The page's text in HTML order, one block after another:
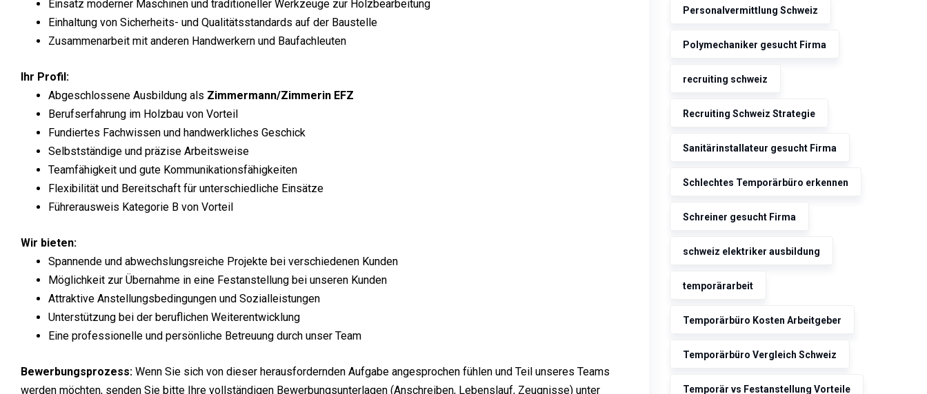
Einsatz moderner Maschinen und traditioneller Werkzeuge zur Holzbearbeitung
Einhaltung von Sicherheits- und Qualitätsstandards auf der Baustelle
Zusammenarbeit mit anderen Handwerkern und Baufachleuten
Ihr Profil:
Abgeschlossene Ausbildung als Zimmermann/Zimmerin EFZ
Berufserfahrung im Holzbau von Vorteil
Fundiertes Fachwissen und handwerkliches Geschick
Selbstständige und präzise Arbeitsweise
Teamfähigkeit und gute Kommunikationsfähigkeiten
Flexibilität und Bereitschaft für unterschiedliche Einsätze
Führerausweis Kategorie B von Vorteil
Wir bieten:
Spannende und abwechslungsreiche Projekte bei verschiedenen Kunden
Möglichkeit zur Übernahme in eine Festanstellung bei unseren Kunden
Attraktive Anstellungsbedingungen und Sozialleistungen
Unterstützung bei der beruflichen Weiterentwicklung
Eine professionelle und persönliche Betreuung durch unser Team
Bewerbungsprozess: Wenn Sie sich von dieser herausfordernden Aufgabe angesprochen fühlen und Teil unseres Teams
werden möchten, senden Sie bitte Ihre vollständigen Bewerbungsunterlagen (Anschreiben, Lebenslauf, Zeugnisse) unter
Personalvermittlung Schweiz
Polymechaniker gesucht Firma
recruiting schweiz
Recruiting Schweiz Strategie
Sanitärinstallateur gesucht Firma
Schlechtes Temporärbüro erkennen
Schreiner gesucht Firma
schweiz elektriker ausbildung
temporärarbeit
Temporärbüro Kosten Arbeitgeber
Temporärbüro Vergleich Schweiz
Temporär vs Festanstellung Vorteile